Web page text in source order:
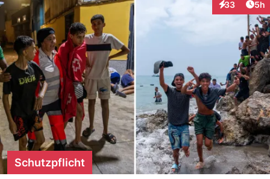
33
Interaktionen
5h
Schutzpflicht